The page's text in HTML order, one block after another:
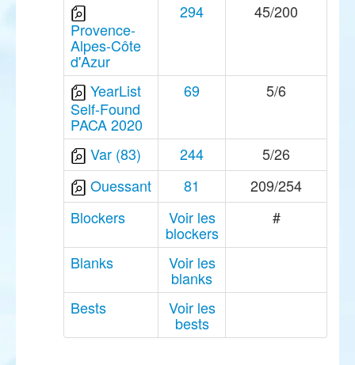
Provence-
Alpes-Côte
d'Azur
294 45/200
YearList
Self-Found
PACA 2020
69 5/6
Var (83) 244
5/26
Ouessant
81
209/254
Blockers
Voir les
blockers
#
Blanks Voir les
blanks
Bests
Voir les
bests